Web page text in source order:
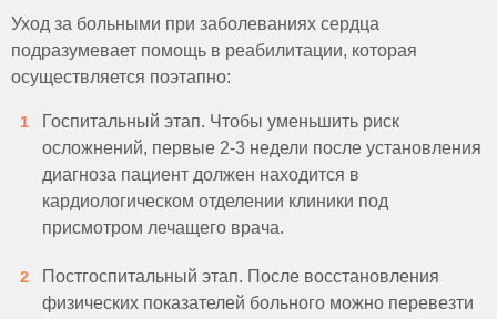
Уход за больными при заболеваниях сердца
подразумевает помощь в реабилитации, которая
осуществляется поэтапно:
Госпитальный этап. Чтобы уменьшить риск
осложнений, первые 2-3 недели после установления
диагноза пациент должен находится в
кардиологическом отделении клиники под
присмотром лечащего врача.
Постгоспитальный этап. После восстановления
физических показателей больного можно перевезти